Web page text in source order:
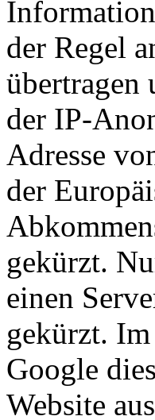
der Regel
übertragen
der IP-
Adresse
der
gekürzt.
einen
gekürzt.
Google
Website